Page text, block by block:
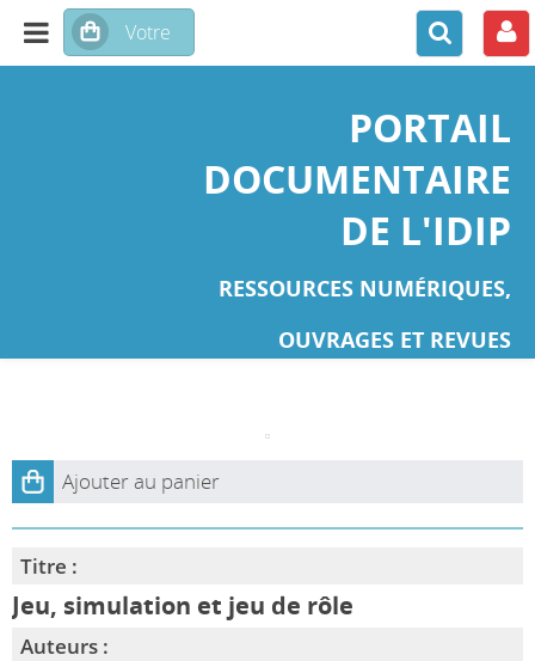
PORTAIL
DOCUMENTAIRE
DE L'IDIP
RESSOURCES NUMÉRIQUES,
OUVRAGES ET REVUES
Ajouter au panier
Titre :
Jeu, simulation et jeu de rôle
Auteurs :